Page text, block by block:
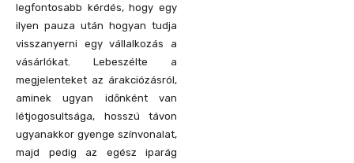
legfontosabb kérdés, hogy egy
ilyen pauza után hogyan tudja
visszanyerni egy vállalkozás a
vásárlókat. Lebeszélte a
megjelenteket az árakciózásról,
aminek ugyan időnként van
létjogosultsága, hosszú távon
ugyanakkor gyenge színvonalat,
majd pedig az egész iparág